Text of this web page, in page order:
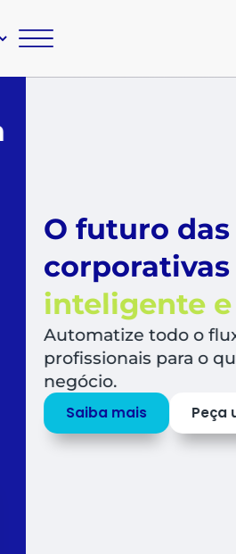
suas
ésimples,
e sustentável
o fluxo de compras,
o que mais agrega valor
Peça umaDEMO